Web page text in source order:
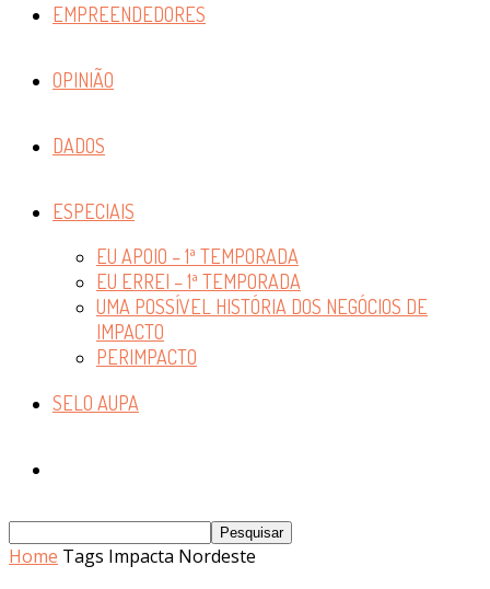
EMPREENDEDORES
OPINIÃO
DADOS
ESPECIAIS
EU APOIO – 1ª TEMPORADA
EU ERREI – 1ª TEMPORADA
UMA POSSÍVEL HISTÓRIA DOS NEGÓCIOS DE
IMPACTO
PERIMPACTO
SELO AUPA
Home Tags Impacta Nordeste